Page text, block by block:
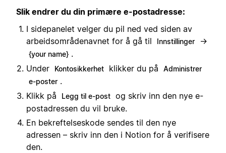
Slik endrer du din primære e-postadresse:
I sidepanelet velger du pil ned ved siden av
arbeidsområdenavnet for å gå til
Innstillinger →
{your name} .
Under
Kontosikkerhet klikker du på
Administrer
e-poster .
Klikk på
Legg til e-post og skriv inn den nye e-
postadressen du vil bruke.
En bekreftelseskode sendes til den nye
adressen – skriv inn den i Notion for å verifisere
den.